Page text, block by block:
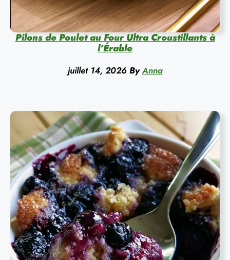
Pilons de Poulet au Four Ultra Croustillants à
l’Érable
juillet 14, 2026 By Anna